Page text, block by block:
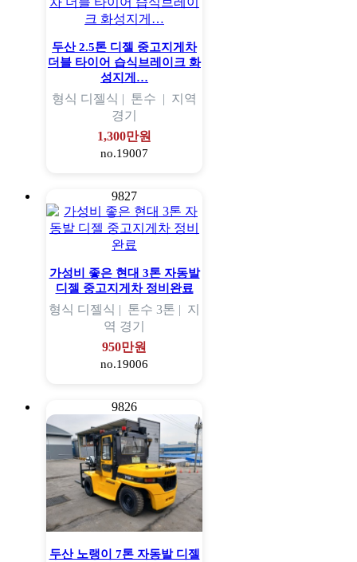
두산 2.5톤 디젤 중고지게차
더블 타이어 습식브레이크 화
성지게…
형식 디젤식 | 톤수 | 지역
경기
1,300만원
no.19007
9827
가성비 좋은 현대 3톤 자동발
디젤 중고지게차 정비완료
형식 디젤식 | 톤수 3톤 | 지
역 경기
950만원
no.19006
9826
두산 노랭이 7톤 자동발 디젤